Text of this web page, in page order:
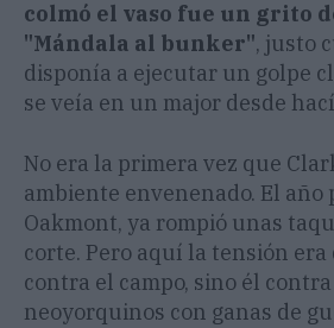
colmó el vaso fue un grito
"Mándala al bunker", justo
disponía a ejecutar un golpe
se veía en un major desde
No era la primera vez que
ambiente envenenado. El año
Oakmont, ya rompió unas
corte. Pero aquí la tensión
contra el campo, sino él
neoyorquinos con ganas de